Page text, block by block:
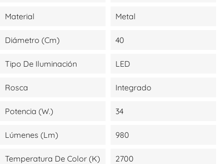
Material Metal
Diámetro (cm) 40
Tipo De Iluminación LED
Rosca Integrado
Potencia (W.) 34
Lúmenes (lm) 980
Temperatura De Color (K) 2700